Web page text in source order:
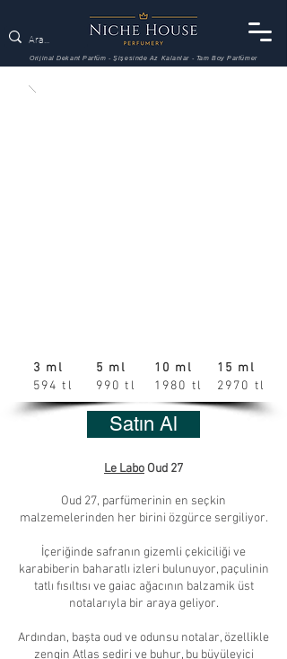
Orijinal Dekant Parfüm - Şişesinde Az Kalanlar - Tam Boy Parfümer
3 ml
594 tl
5 ml
990 tl
10 ml
1980 tl
15 ml
2970 tl
Satın Al
Le Labo Oud 27
Oud 27, parfümerinin en seçkin
malzemelerinden her birini özgürce sergiliyor.
İçeriğinde safranın gizemli çekiciliği ve
karabiberin baharatlı izleri bulunuyor, paçulinin
tatlı fısıltısı ve gaiac ağacının balzamik üst
notalarıyla bir araya geliyor.
Ardından, başta oud ve odunsu notalar, özellikle
zengin Atlas sediri ve buhur, bu büyüleyici